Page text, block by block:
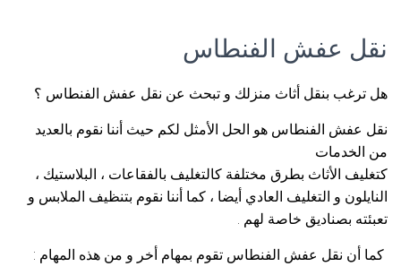
نقل عفش الفنطاس
هل ترغب بنقل أثاث منزلك و تبحث عن نقل عفش الفنطاس ؟
نقل عفش الفنطاس هو الحل الأمثل لكم حيث أننا نقوم بالعديد
من الخدمات
كتغليف الأثاث بطرق مختلفة كالتغليف بالفقاعات ، البلاستيك ،
النايلون و التغليف العادي أيضا ، كما أننا نقوم بتنظيف الملابس و
تعبئته بصناديق خاصة لهم .
كما أن نقل عفش الفنطاس تقوم بمهام أخر و من هذه المهام :